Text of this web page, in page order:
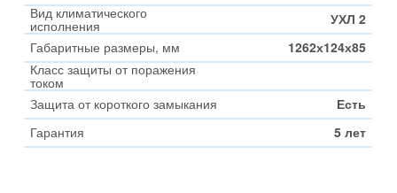
Вид климатического
исполнения
УХЛ 2
Габаритные размеры, мм
1262х124х85
Класс защиты от поражения
током
Защита от короткого замыкания
Есть
Гарантия
5 лет